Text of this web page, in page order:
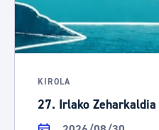
KIROLA
27. Irlako Zeharkaldia